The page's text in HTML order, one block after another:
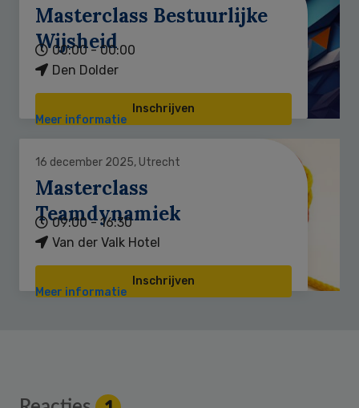
Masterclass Bestuurlijke
Wijsheid
00:00 - 00:00
Den Dolder
Inschrijven
Meer informatie
16 december 2025, Utrecht
Masterclass
Teamdynamiek
09:00 - 16:30
Van der Valk Hotel
Inschrijven
Meer informatie
Reader